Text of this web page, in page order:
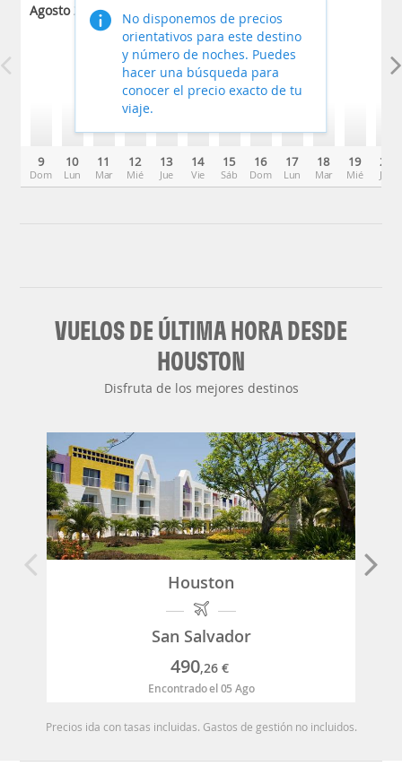
Agosto 2026
9
Dom
10
Lun
11
Mar
12
Mié
13
Jue
14
Vie
15
Sáb
16
Dom
17
Lun
18
Mar
19
Mié
20
Jue
No disponemos de precios
orientativos para este destino
y número de noches. Puedes
hacer una búsqueda para
conocer el precio exacto de tu
viaje.
VUELOS DE ÚLTIMA HORA DESDE
HOUSTON
Disfruta de los mejores destinos
Houston
San Salvador
490,26 €
Encontrado el 05 Ago
Precios ida con tasas incluidas. Gastos de gestión no incluidos.